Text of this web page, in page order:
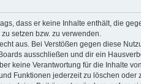
dass er keine Inhalte enthält, die
setzen bzw. zu verwenden.
aus. Bei Verstößen gegen diese
ausschließen und dir ein
keine Verantwortung für die Inhalte
Funktionen jederzeit zu löschen oder